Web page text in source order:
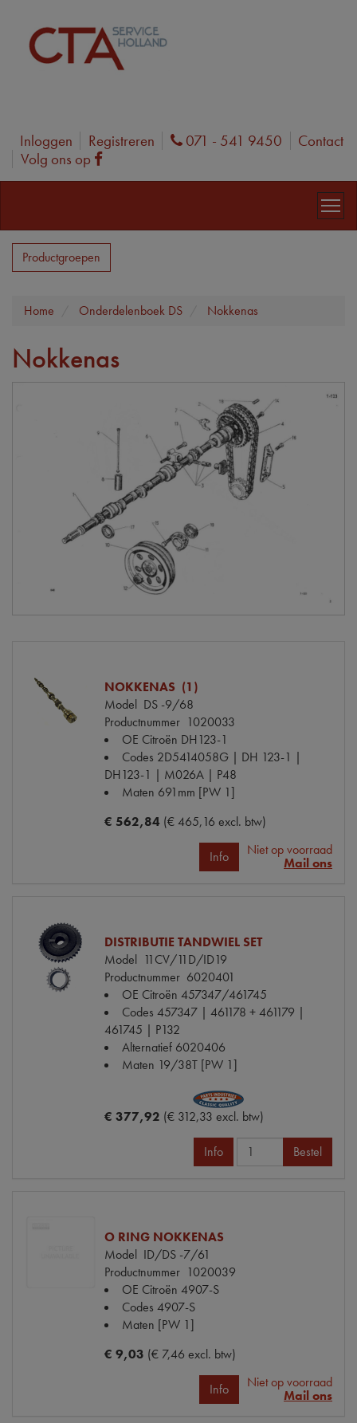
Inloggen Registreren Phone
071 - 541 9450
Contact
Volg ons op
Facebook
Productgroepen
Home Onderdelenboek DS Nokkenas
Nokkenas
NOKKENAS (1)
Model DS -9/68
Productnummer 1020033
OE Citroën DH123-1
Codes 2D5414058G | DH 123-1 |
DH123-1 | M026A | P48
Maten 691mm [PW 1]
€ 562,84 (€ 465,16 excl. btw)
Info
Niet op voorraad
Mail ons
DISTRIBUTIE TANDWIEL SET
Model 11CV/11D/ID19
Productnummer 6020401
OE Citroën 457347/461745
Codes 457347 | 461178 + 461179 |
461745 | P132
Alternatief 6020406
Maten 19/38T [PW 1]
€ 377,92 (€ 312,33 excl. btw)
Info Bestel
O RING NOKKENAS
Model ID/DS -7/61
Productnummer 1020039
OE Citroën 4907-S
Codes 4907-S
Maten [PW 1]
€ 9,03 (€ 7,46 excl. btw)
Info
Niet op voorraad
Mail ons